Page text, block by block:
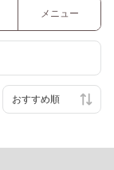
メニュー